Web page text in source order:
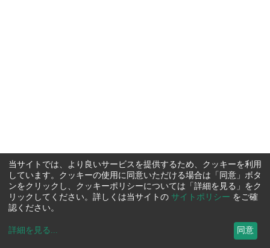
当サイトでは、より良いサービスを提供するため、クッキーを利用
しています。クッキーの使用に同意いただける場合は「同意」ボタ
ンをクリックし、クッキーポリシーについては「詳細を見る」をク
リックしてください。詳しくは当サイトの サイトポリシー をご確
認ください。
詳細を見る ... 同意